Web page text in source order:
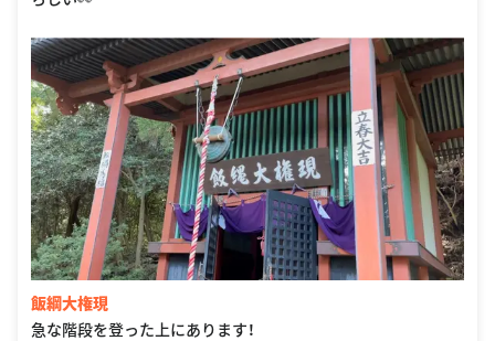
飯綱大権現
急な階段を登った上にあります！